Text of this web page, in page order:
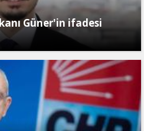
Güner'in ifadesi